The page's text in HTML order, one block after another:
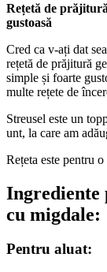
Rețetă de
gustoasă
Cred ca v-ați dat
rețetă de prăjitură
simple și foarte
multe rețete de
Streusel este un
unt, la care am
Rețeta este pentru o
Ingrediente
cu migdale:
Pentru aluat: